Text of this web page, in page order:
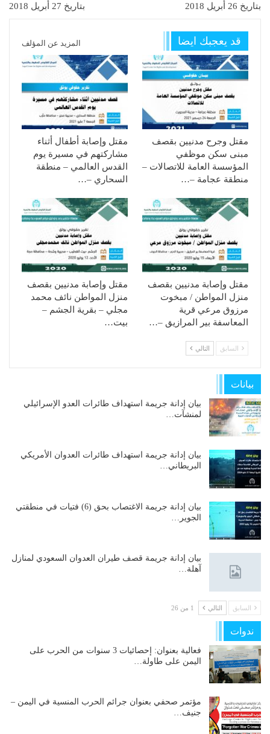
بتاريخ 26 أبريل 2018
بتاريخ 27 أبريل 2018
قد يعجبك ايضا المزيد عن المؤلف
مقتل وجرح مدنيين بقصف
مبنى سكن موظفي
المؤسسة العامة للاتصالات –
منطقة عجامة –…
مقتل وإصابة أطفال أثناء
مشاركتهم في مسيرة يوم
القدس العالمي – منطقة
السحاري –…
مقتل وإصابة مدنيين بقصف
منزل المواطن / مبخوت
مرزوق مرعي قرية
المعاسفة بير المرازيق –…
مقتل وإصابة مدنيين بقصف
منزل المواطن نائف محمد
مجلي – بقرية الجشم –
بيت…
السابق التالي
بيانات
بيان إدانة جريمة استهداف طائرات العدو الإسرائيلي
لمنشآت…
بيان إدانة جريمة استهداف طائرات العدوان الأمريكي
البريطاني…
بيان إدانة جريمة الاغتصاب بحق (6) فتيات في منطقتي
الجوير…
بيان إدانة جريمة قصف طيران العدوان السعودي لمنازل
آهلة…
السابق التالي 1 من 26
ندوات
فعالية بعنوان: إحصائيات 3 سنوات من الحرب على
اليمن على طاولة…
مؤتمر صحفي بعنوان جرائم الحرب المنسية في اليمن –
جنيف…